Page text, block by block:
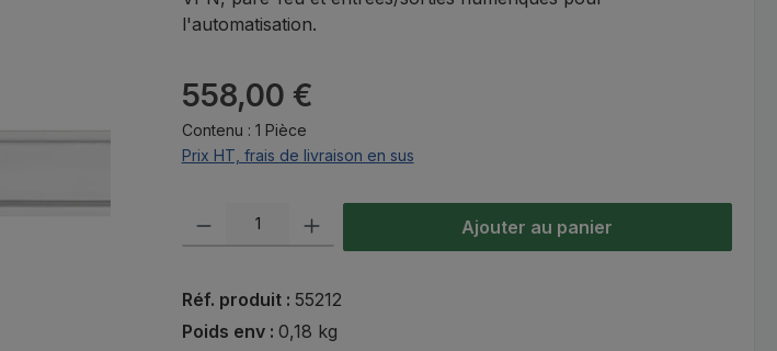
l'automatisation.
Prix régulier :
558,00 €
Contenu : 1 Pièce
Prix HT, frais de livraison en sus
Quantité de produit : Entrez la quantité souhaitée ou utilisez les boutons pour
Ajouter au panier
Réf. produit : 55212
Poids env : 0,18 kg